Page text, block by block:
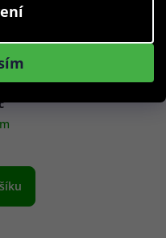
brýle CPO-3515 106